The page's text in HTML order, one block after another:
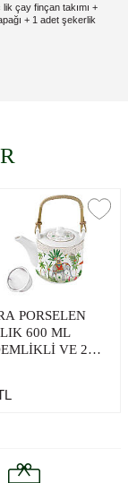
çay finçan takımı +
+ 1 adet şekerlik
PORSELEN
600 ML
VE 2